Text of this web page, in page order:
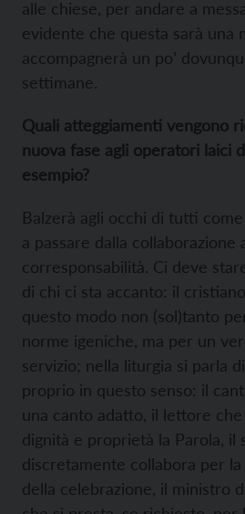
alle chiese, per andare a
evidente che questa sarà una
accompagnerà un po’
settimane.
Quali atteggiamenti vengono
nuova fase agli operatori laici
esempio?
Balzerà agli occhi di tutti
a passare dalla collaborazione
corresponsabilità. Ci deve
di chi ci sta accanto: il
questo modo non (sol)tanto
norme igeniche, ma per un
servizio; nella liturgia si parla
proprio in questo senso: il
una canto adatto, il lettore
dignità e proprietà la Parola, il
discretamente collabora per
della celebrazione, il ministro